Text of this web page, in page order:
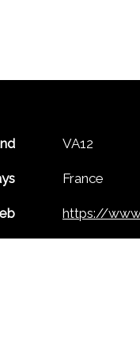
VA12
France
https://